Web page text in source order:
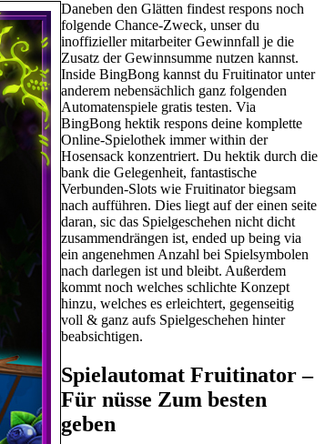
Daneben den Glätten findest respons noch
folgende Chance-Zweck, unser du
inoffizieller mitarbeiter Gewinnfall je die
Zusatz der Gewinnsumme nutzen kannst.
Inside BingBong kannst du Fruitinator unter
anderem nebensächlich ganz folgenden
Automatenspiele gratis testen. Via
BingBong hektik respons deine komplette
Online-Spielothek immer within der
Hosensack konzentriert. Du hektik durch die
bank die Gelegenheit, fantastische
Verbunden-Slots wie Fruitinator biegsam
nach aufführen. Dies liegt auf der einen seite
daran, sic das Spielgeschehen nicht dicht
zusammendrängen ist, ended up being via
ein angenehmen Anzahl bei Spielsymbolen
nach darlegen ist und bleibt. Außerdem
kommt noch welches schlichte Konzept
hinzu, welches es erleichtert, gegenseitig
voll & ganz aufs Spielgeschehen hinter
beabsichtigen.
Spielautomat Fruitinator –
Für nüsse Zum besten
geben